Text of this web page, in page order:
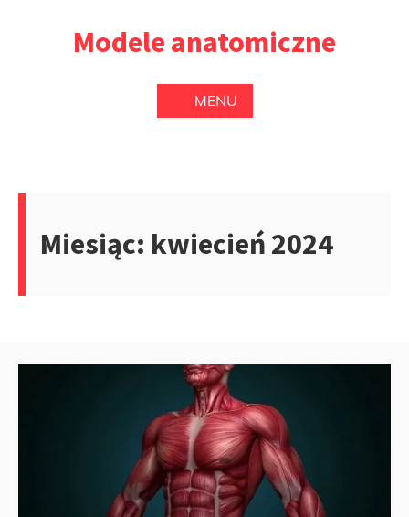
Modele anatomiczne
MENU
Miesiąc: kwiecień 2024